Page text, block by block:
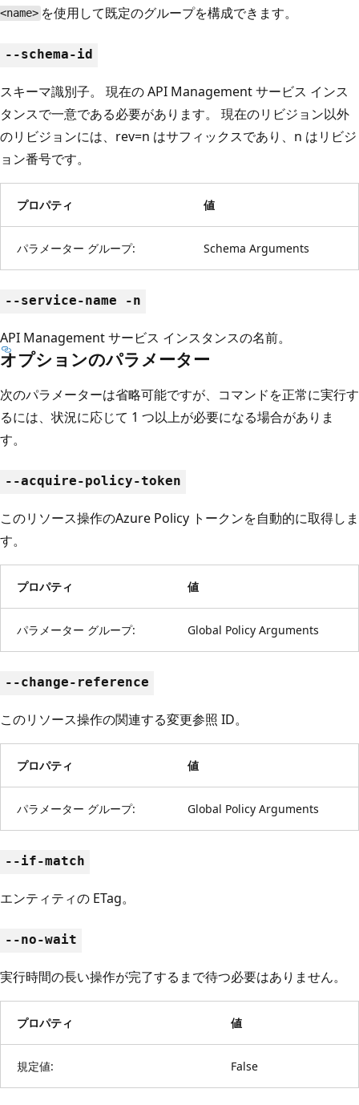
<name> を使用して既定のグループを構成できます。
--schema-id
スキーマ識別子。 現在の API Management サービス インス
タンスで一意である必要があります。 現在のリビジョン以外
のリビジョンには、rev=n はサフィックスであり、n はリビジ
ョン番号です。
プロパティ 値
パラメーター グループ: Schema Arguments
--service-name -n
API Management サービス インスタンスの名前。
オプションのパラメーター
次のパラメーターは省略可能ですが、コマンドを正常に実行す
るには、状況に応じて 1 つ以上が必要になる場合がありま
す。
--acquire-policy-token
このリソース操作のAzure Policy トークンを自動的に取得しま
す。
プロパティ 値
パラメーター グループ: Global Policy Arguments
--change-reference
このリソース操作の関連する変更参照 ID。
プロパティ 値
パラメーター グループ: Global Policy Arguments
--if-match
エンティティの ETag。
--no-wait
実行時間の長い操作が完了するまで待つ必要はありません。
プロパティ 値
規定値: False